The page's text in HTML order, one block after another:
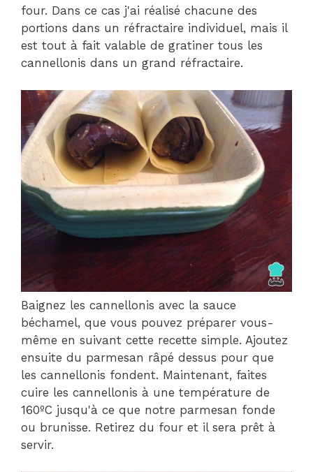
four. Dans ce cas j'ai réalisé chacune des
portions dans un réfractaire individuel, mais il
est tout à fait valable de gratiner tous les
cannellonis dans un grand réfractaire.
Baignez les cannellonis avec la sauce
béchamel, que vous pouvez préparer vous-
même en suivant cette recette simple. Ajoutez
ensuite du parmesan râpé dessus pour que
les cannellonis fondent. Maintenant, faites
cuire les cannellonis à une température de
160ºC jusqu'à ce que notre parmesan fonde
ou brunisse. Retirez du four et il sera prêt à
servir.